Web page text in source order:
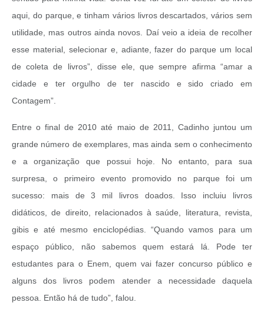
aqui, do parque, e tinham vários livros descartados, vários sem
utilidade, mas outros ainda novos. Daí veio a ideia de recolher
esse material, selecionar e, adiante, fazer do parque um local
de coleta de livros”, disse ele, que sempre afirma “amar a
cidade e ter orgulho de ter nascido e sido criado em
Contagem”.
Entre o final de 2010 até maio de 2011, Cadinho juntou um
grande número de exemplares, mas ainda sem o conhecimento
e a organização que possui hoje. No entanto, para sua
surpresa, o primeiro evento promovido no parque foi um
sucesso: mais de 3 mil livros doados. Isso incluiu livros
didáticos, de direito, relacionados à saúde, literatura, revista,
gibis e até mesmo enciclopédias. “Quando vamos para um
espaço público, não sabemos quem estará lá. Pode ter
estudantes para o Enem, quem vai fazer concurso público e
alguns dos livros podem atender a necessidade daquela
pessoa. Então há de tudo”, falou.